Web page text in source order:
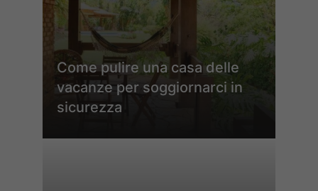
Come pulire una casa delle
vacanze per soggiornarci in
sicurezza